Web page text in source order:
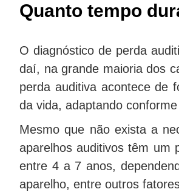
Quanto tempo
O diagnóstico de perda
daí, na grande maioria dos
perda auditiva acontece de
da vida, adaptando
Mesmo que não exista a
aparelhos auditivos têm um
entre 4 a 7 anos,
aparelho, entre outros